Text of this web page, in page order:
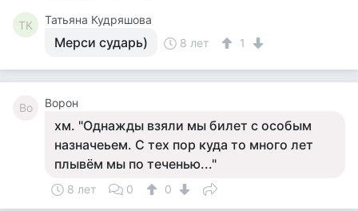
ТК Татьяна Кудряшова
Мерси сударь) 8 лет 1
Во Ворон
хм. "Однажды взяли мы билет с особым
назначеьем. С тех пор куда то много лет
плывём мы по теченью..."
8 лет 0 0